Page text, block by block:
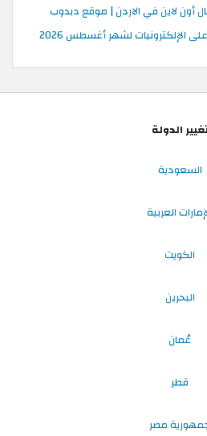
أون لاين في الاردن | موقع دبدوب
لشهر أغسطس 2026
الدولة
السعودية
العربية
الكويت
البحرين
عُمان
قطر
مصر